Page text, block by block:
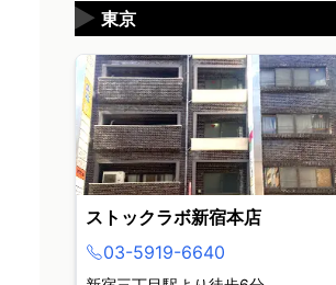
東京
▶
ストックラボ新宿本店
03-5919-6640